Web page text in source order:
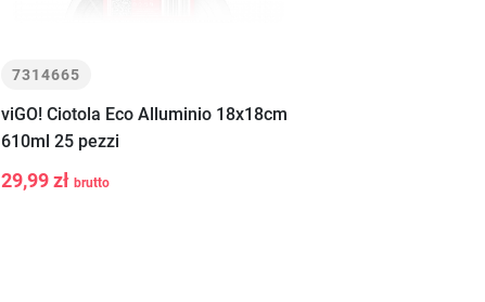
7314665
viGO! Ciotola Eco Alluminio 18x18cm
610ml 25 pezzi
29,99 zł brutto